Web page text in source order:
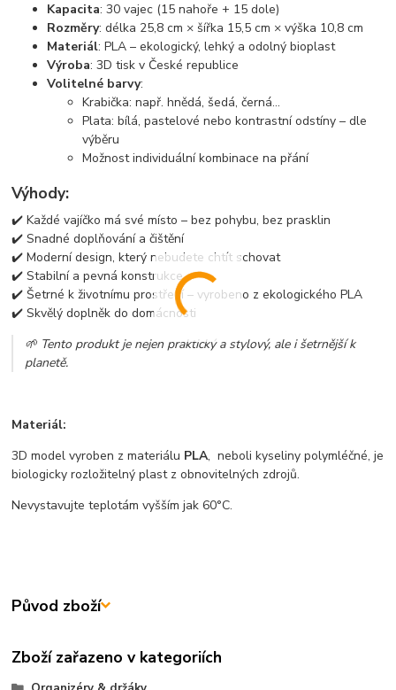
Kapacita: 30 vajec (15 nahoře + 15 dole)
Rozměry: délka 25,8 cm × šířka 15,5 cm × výška 10,8 cm
Materiál: PLA – ekologický, lehký a odolný bioplast
Výroba: 3D tisk v České republice
Volitelné barvy:
Krabička: např. hnědá, šedá, černá...
Plata: bílá, pastelové nebo kontrastní odstíny – dle
výběru
Možnost individuální kombinace na přání
Výhody:
✔️ Každé vajíčko má své místo – bez pohybu, bez prasklin
✔️ Snadné doplňování a čištění
✔️ Moderní design, který nebudete chtít schovat
✔️ Stabilní a pevná konstrukce
✔️ Šetrné k životnímu prostředí – vyrobeno z ekologického PLA
✔️ Skvělý doplněk do domácnosti
🌱 Tento produkt je nejen praktický a stylový, ale i šetrnější k
planetě.
Materiál:
3D model vyroben z materiálu PLA, neboli kyseliny polymléčné, je
biologicky rozložitelný plast z obnovitelných zdrojů.
Nevystavujte teplotám vyšším jak 60°C.
Původ zboží
Zboží zařazeno v kategoriích